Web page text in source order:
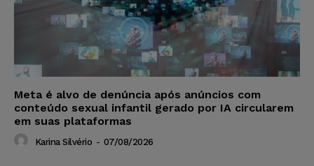
Meta é alvo de denúncia após anúncios com
conteúdo sexual infantil gerado por IA circularem
em suas plataformas
Karina Silvério - 07/08/2026